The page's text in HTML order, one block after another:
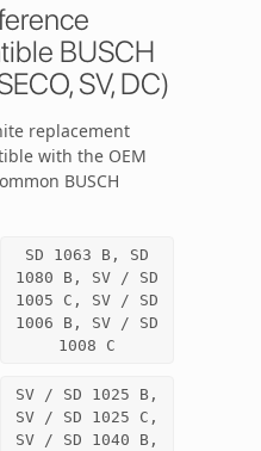
BUSCH
SV, DC)
replacement
with the OEM
BUSCH
SD 1063 B, SD
1080 B, SV / SD
1005 C, SV / SD
1006 B, SV / SD
1008 C
SV / SD 1025 B,
SV / SD 1025 C,
SV / SD 1040 B,